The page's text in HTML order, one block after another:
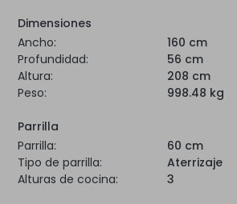
Dimensiones
Ancho:
160 cm
Profundidad:
56 cm
Altura:
208 cm
Peso:
998.48 kg
Parrilla
Parrilla:
60 cm
Tipo de parrilla:
Aterrizaje
Alturas de cocina:
3